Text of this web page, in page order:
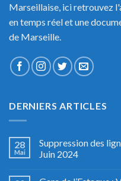
Marseillaise, ici retrouvez
en temps réel et une
de Marseille.
DERNIERS ARTICLES
28
Mai
Suppression des
Juin 2024